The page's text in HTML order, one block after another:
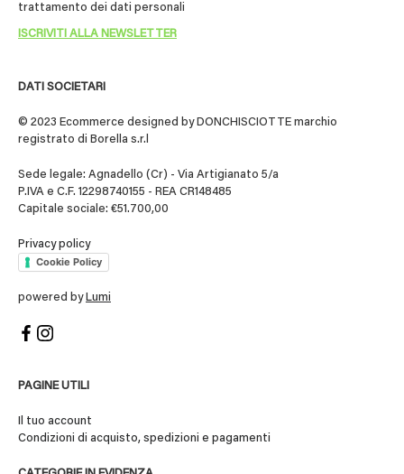
DATI SOCIETARI
© 2023 Ecommerce designed by DONCHISCIOTTE marchio
registrato di Borella s.r.l
Sede legale: Agnadello (Cr) - Via Artigianato 5/a
P.IVA e C.F. 12298740155 - REA CR148485
Capitale sociale: €51.700,00
Privacy policy
Cookie Policy
powered by Lumi
PAGINE UTILI
Il tuo account
Condizioni di acquisto, spedizioni e pagamenti
trattamento dei dati personali